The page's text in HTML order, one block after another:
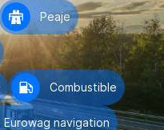
Peaje
Combustible
Eurowag navigation